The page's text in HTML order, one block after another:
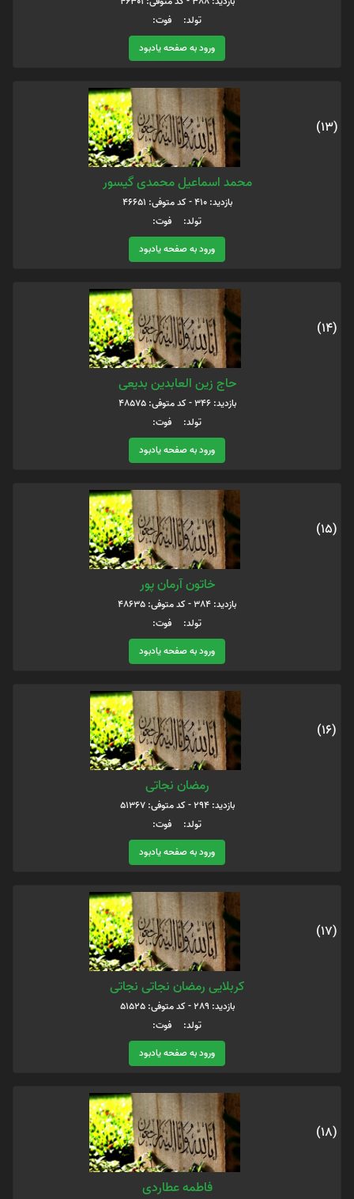
تولد: فوت:
ورود به صفحه یادبود
(13)
محمد اسماعیل محمدی گیسور
بازدید: 410 - کد متوفی: 46651
تولد: فوت:
ورود به صفحه یادبود
(14)
حاج زین العابدین بدیعی
بازدید: 346 - کد متوفی: 48575
تولد: فوت:
ورود به صفحه یادبود
(15)
خاتون آرمان پور
بازدید: 384 - کد متوفی: 48635
تولد: فوت:
ورود به صفحه یادبود
(16)
رمضان نجاتی
بازدید: 294 - کد متوفی: 51367
تولد: فوت:
ورود به صفحه یادبود
(17)
کربلایی رمضان نجاتی نجاتی
بازدید: 289 - کد متوفی: 51525
تولد: فوت:
ورود به صفحه یادبود
(18)
فاطمه عطاردی